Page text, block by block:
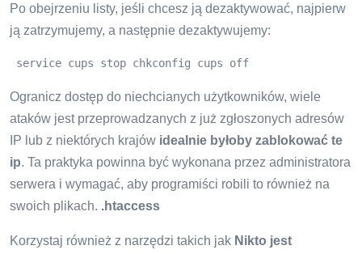
Po obejrzeniu listy, jeśli chcesz ją dezaktywować, najpierw
ją zatrzymujemy, a następnie dezaktywujemy:
service cups stop chkconfig cups off
Ogranicz dostęp do niechcianych użytkowników, wiele
ataków jest przeprowadzanych z już zgłoszonych adresów
IP lub z niektórych krajów idealnie byłoby zablokować te
ip. Ta praktyka powinna być wykonana przez administratora
serwera i wymagać, aby programiści robili to również na
swoich plikach. .htaccess
Korzystaj również z narzędzi takich jak Nikto jest